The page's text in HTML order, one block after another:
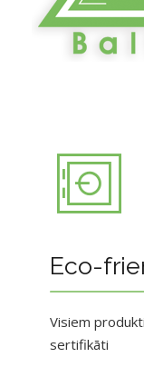
Eco-
Visiem
sertifikāti